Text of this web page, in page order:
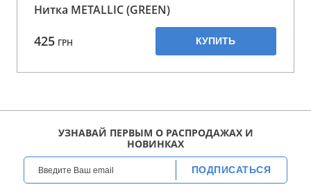
Нитка METALLIC (GREEN)
425 ГРН КУПИТЬ
УЗНАВАЙ ПЕРВЫМ О РАСПРОДАЖАХ И
НОВИНКАХ
ПОДПИСАТЬСЯ